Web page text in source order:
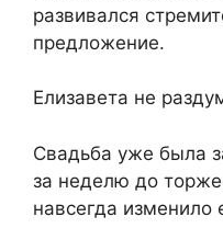
развивался
предложение.
Елизавета не
Свадьба уже была
за неделю до
навсегда изменило